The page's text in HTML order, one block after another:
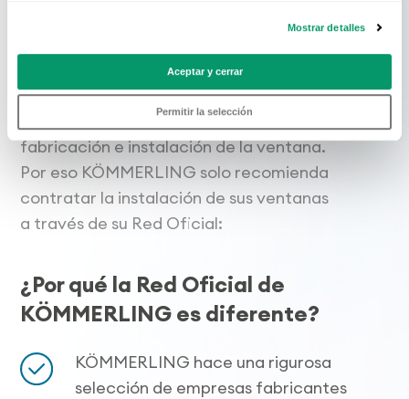
Mostrar detalles
Aceptar y cerrar
Permitir la selección
En KÖMMERLING sabemos que el mejor
sistema de perfiles no sirve de nada si no
se acompaña de una cuidada
fabricación e instalación de la ventana.
Por eso KÖMMERLING solo recomienda
contratar la instalación de sus ventanas
a través de su Red Oficial:
¿Por qué la Red Oficial de
KÖMMERLING es diferente?
KÖMMERLING hace una rigurosa
selección de empresas fabricantes